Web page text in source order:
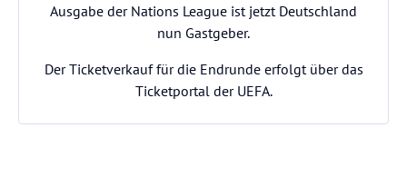
Ausgabe der Nations League ist jetzt Deutschland
nun Gastgeber.
Der Ticketverkauf für die Endrunde erfolgt über das
Ticketportal der UEFA.